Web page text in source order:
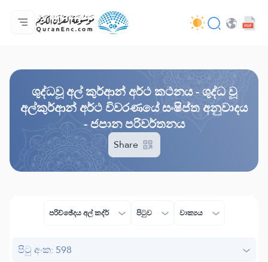
මුල් පිටුව
පරිවර්තන පටුන
Audio
සංවර්ධක සේවා - API
ව්‍යාපෘතිය ගැන
අප අමතන්න
භාෂාව
ශුද්ධවූ අල් කුර්ආන් අර්ථ කථනය - ශුද්ධ වූ
අල්කුර්ආන් අර්ථ විවරණයේ සංෂිප්ත අනුවාදය
- ජපාන පරිවර්තනය
Share
පරිච්ඡේදය අල් කද්ර් පිටුව වාක්‍යය
පිටු අංක: 598